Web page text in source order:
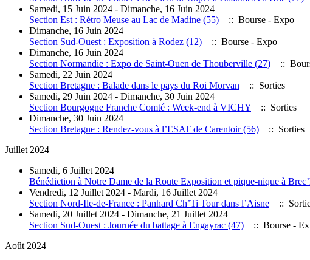
Samedi, 15 Juin 2024 - Dimanche, 16 Juin 2024
Section Est : Rétro Meuse au Lac de Madine (55)
:: Bourse - Expo
Dimanche, 16 Juin 2024
Section Sud-Ouest : Exposition à Rodez (12)
:: Bourse - Expo
Dimanche, 16 Juin 2024
Section Normandie : Expo de Saint-Ouen de Thouberville (27)
::
Samedi, 22 Juin 2024
Section Bretagne : Balade dans le pays du Roi Morvan
:: Sorties
Samedi, 29 Juin 2024 - Dimanche, 30 Juin 2024
Section Bourgogne Franche Comté : Week-end à VICHY
:: Sorties
Dimanche, 30 Juin 2024
Section Bretagne : Rendez-vous à l’ESAT de Carentoir (56)
:: Sorties
Juillet 2024
Samedi, 6 Juillet 2024
Bénédiction à Notre Dame de la Route Exposition et pique-nique à
Vendredi, 12 Juillet 2024 - Mardi, 16 Juillet 2024
Section Nord-Ile-de-France : Panhard Ch’Ti Tour dans l’Aisne
::
Samedi, 20 Juillet 2024 - Dimanche, 21 Juillet 2024
Section Sud-Ouest : Journée du battage à Engayrac (47)
:: Bourse -
Août 2024